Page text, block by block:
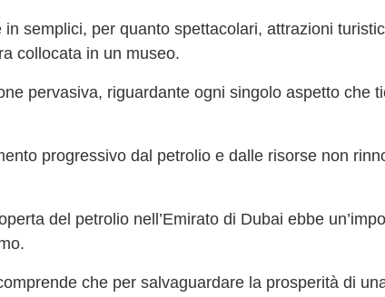
semplici, per quanto spettacolari, attrazioni
collocata in un museo.
pervasiva, riguardante ogni singolo aspetto che
progressivo dal petrolio e dalle risorse non
del petrolio nell’Emirato di Dubai ebbe
che per salvaguardare la prosperità di